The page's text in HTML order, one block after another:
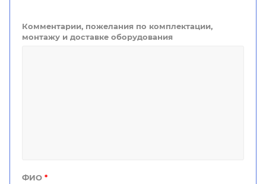
Комментарии, пожелания по комплектации,
монтажу и доставке оборудования
ФИО *